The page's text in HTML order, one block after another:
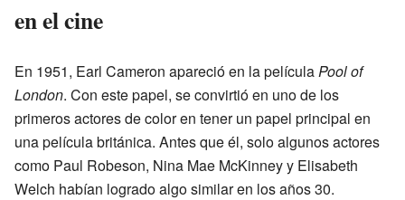
en el cine
En 1951, Earl Cameron apareció en la películaPool of
London. Con este papel, se convirtió en uno de los
primeros actores de color en tener un papel principal en
una película británica. Antes que él, solo algunos actores
como Paul Robeson, Nina Mae McKinney y Elisabeth
Welch habían logrado algo similar en los años 30.